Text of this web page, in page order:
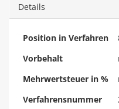
Details
Position in Verfahren
Vorbehalt
Mehrwertsteuer in %
Verfahrensnummer